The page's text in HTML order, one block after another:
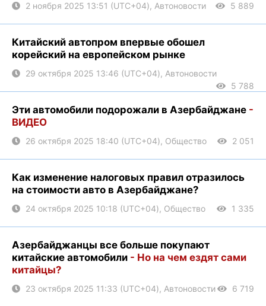
2 ноября 2025 13:51 (UTC+04), Автоновости 5 889
Китайский автопром впервые обошел
корейский на европейском рынке
29 октября 2025 13:46 (UTC+04), Автоновости
5 788
Эти автомобили подорожали в Азербайджане -
ВИДЕО
26 октября 2025 18:40 (UTC+04), Общество 2 051
Как изменение налоговых правил отразилось
на стоимости авто в Азербайджане?
24 октября 2025 10:18 (UTC+04), Общество 1 335
Азербайджанцы все больше покупают
китайские автомобили - Но на чем ездят сами
китайцы?
23 октября 2025 11:33 (UTC+04), Автоновости 6 719